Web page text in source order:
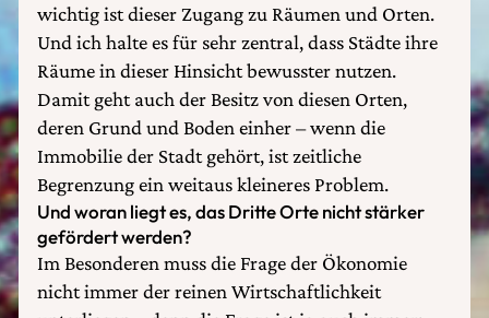
wichtig ist dieser Zugang zu Räumen und Orten.
Und ich halte es für sehr zentral, dass Städte ihre
Räume in dieser Hinsicht bewusster nutzen.
Damit geht auch der Besitz von diesen Orten,
deren Grund und Boden einher – wenn die
Immobilie der Stadt gehört, ist zeitliche
Begrenzung ein weitaus kleineres Problem.
Und woran liegt es, das Dritte Orte nicht stärker
gefördert werden?
Im Besonderen muss die Frage der Ökonomie
nicht immer der reinen Wirtschaftlichkeit